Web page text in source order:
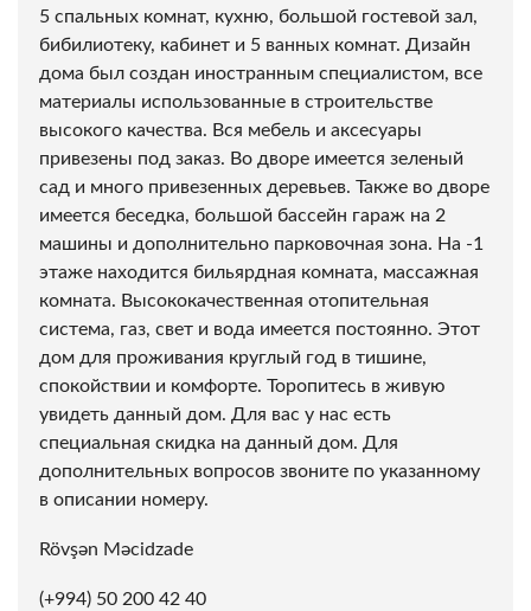
5 спальных комнат, кухню, большой гостевой зал,
бибилиотеку, кабинет и 5 ванных комнат. Дизайн
дома был создан иностранным специалистом, все
материалы использованные в строительстве
высокого качества. Вся мебель и аксесуары
привезены под заказ. Во дворе имеется зеленый
сад и много привезенных деревьев. Также во дворе
имеется беседка, большой бассейн гараж на 2
машины и дополнительно парковочная зона. На -1
этаже находится бильярдная комната, массажная
комната. Высококачественная отопительная
система, газ, свет и вода имеется постоянно. Этот
дом для проживания круглый год в тишине,
спокойствии и комфорте. Торопитесь в живую
увидеть данный дом. Для вас у нас есть
специальная скидка на данный дом. Для
дополнительных вопросов звоните по указанному
в описании номеру.
Rövşən Məcidzade
(+994) 50 200 42 40